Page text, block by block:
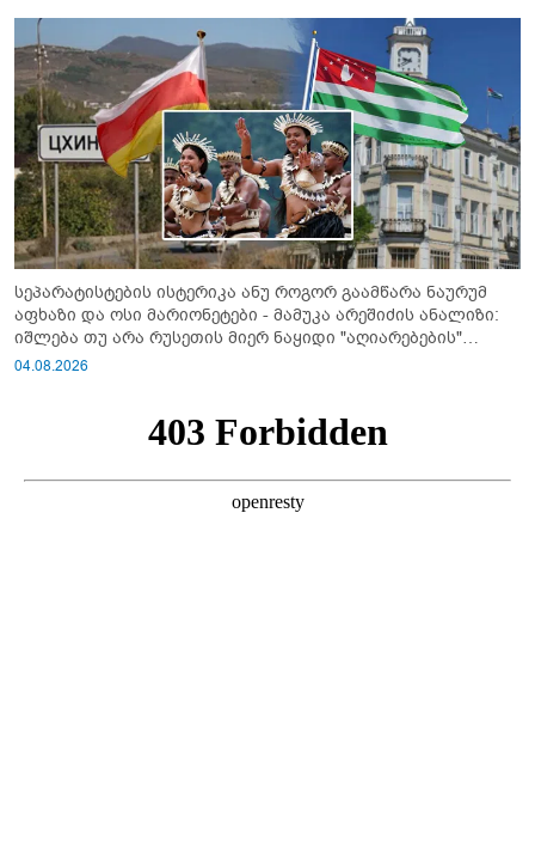
სეპარატისტების ისტერიკა ანუ როგორ გაამწარა ნაურუმ
აფხაზი და ოსი მარიონეტები - მამუკა არეშიძის ანალიზი:
იშლება თუ არა რუსეთის მიერ ნაყიდი "აღიარებების"
სისტემა?!
04.08.2026